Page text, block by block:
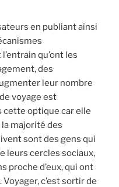
en publiant ainsi
qu’ont les
des
leur nombre
voyage est
optique car elle
majorité des
sont des gens qui
leurs cercles sociaux,
proche d’eux, qui ont
c’est sortir de